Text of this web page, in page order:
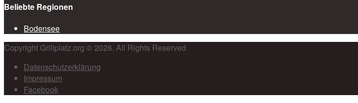
Beliebte Regionen
Bodensee
Copyright Grillplatz.org © 2026. All Rights Reserved
Datenschutzerklärung
Impressum
Facebook